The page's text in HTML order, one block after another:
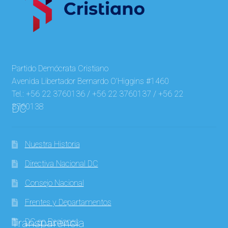
Partido Demócrata Cristiano
Avenida Libertador Bernardo O’Higgins #1460
Tel.: +56 22 3760136 / +56 22 3760137 / +56 22
3760138
DC
Nuestra Historia
Directiva Nacional DC
Consejo Nacional
Frentes y Departamentos
DC en Regiones
Transparencia